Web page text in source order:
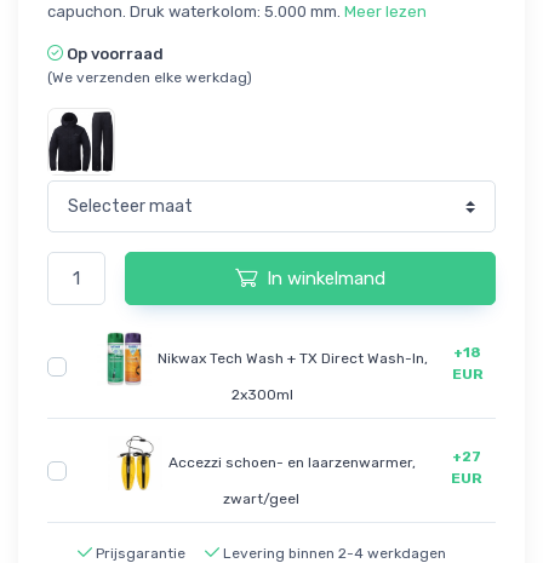
capuchon. Druk waterkolom: 5.000 mm. Meer lezen
Op voorraad
(We verzenden elke werkdag)
In winkelmand
Nikwax Tech Wash + TX Direct Wash-In,
2x300ml
+18
EUR
Accezzi schoen- en laarzenwarmer,
zwart/geel
+27
EUR
Prijsgarantie
Levering binnen 2-4 werkdagen